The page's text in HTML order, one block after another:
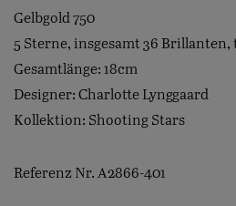
Gelbgold 750
5 Sterne, insgesamt 36 Brillanten,
Gesamtlänge: 18cm
Designer: Charlotte Lynggaard
Kollektion: Shooting Stars
Referenz Nr. A2866-401